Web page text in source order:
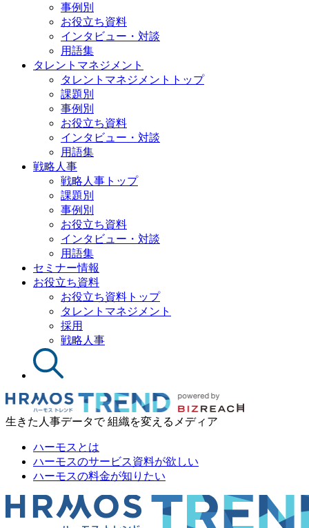
事例別
お役立ち資料
インタビュー・対談
用語集
タレントマネジメント
タレントマネジメントトップ
課題別
事例別
お役立ち資料
インタビュー・対談
用語集
戦略人事
戦略人事トップ
課題別
事例別
お役立ち資料
インタビュー・対談
用語集
セミナー情報
お役立ち資料
お役立ち資料トップ
タレントマネジメント
採用
戦略人事
生きた人事データで 組織を変えるメディア
ハーモスとは
ハーモスのサービス資料が欲しい
ハーモスの料金が知りたい